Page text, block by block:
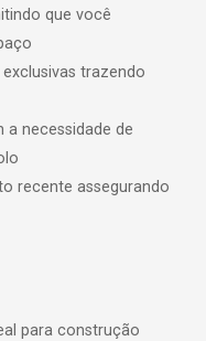
que você
trazendo
a necessidade de
recente assegurando
para construção